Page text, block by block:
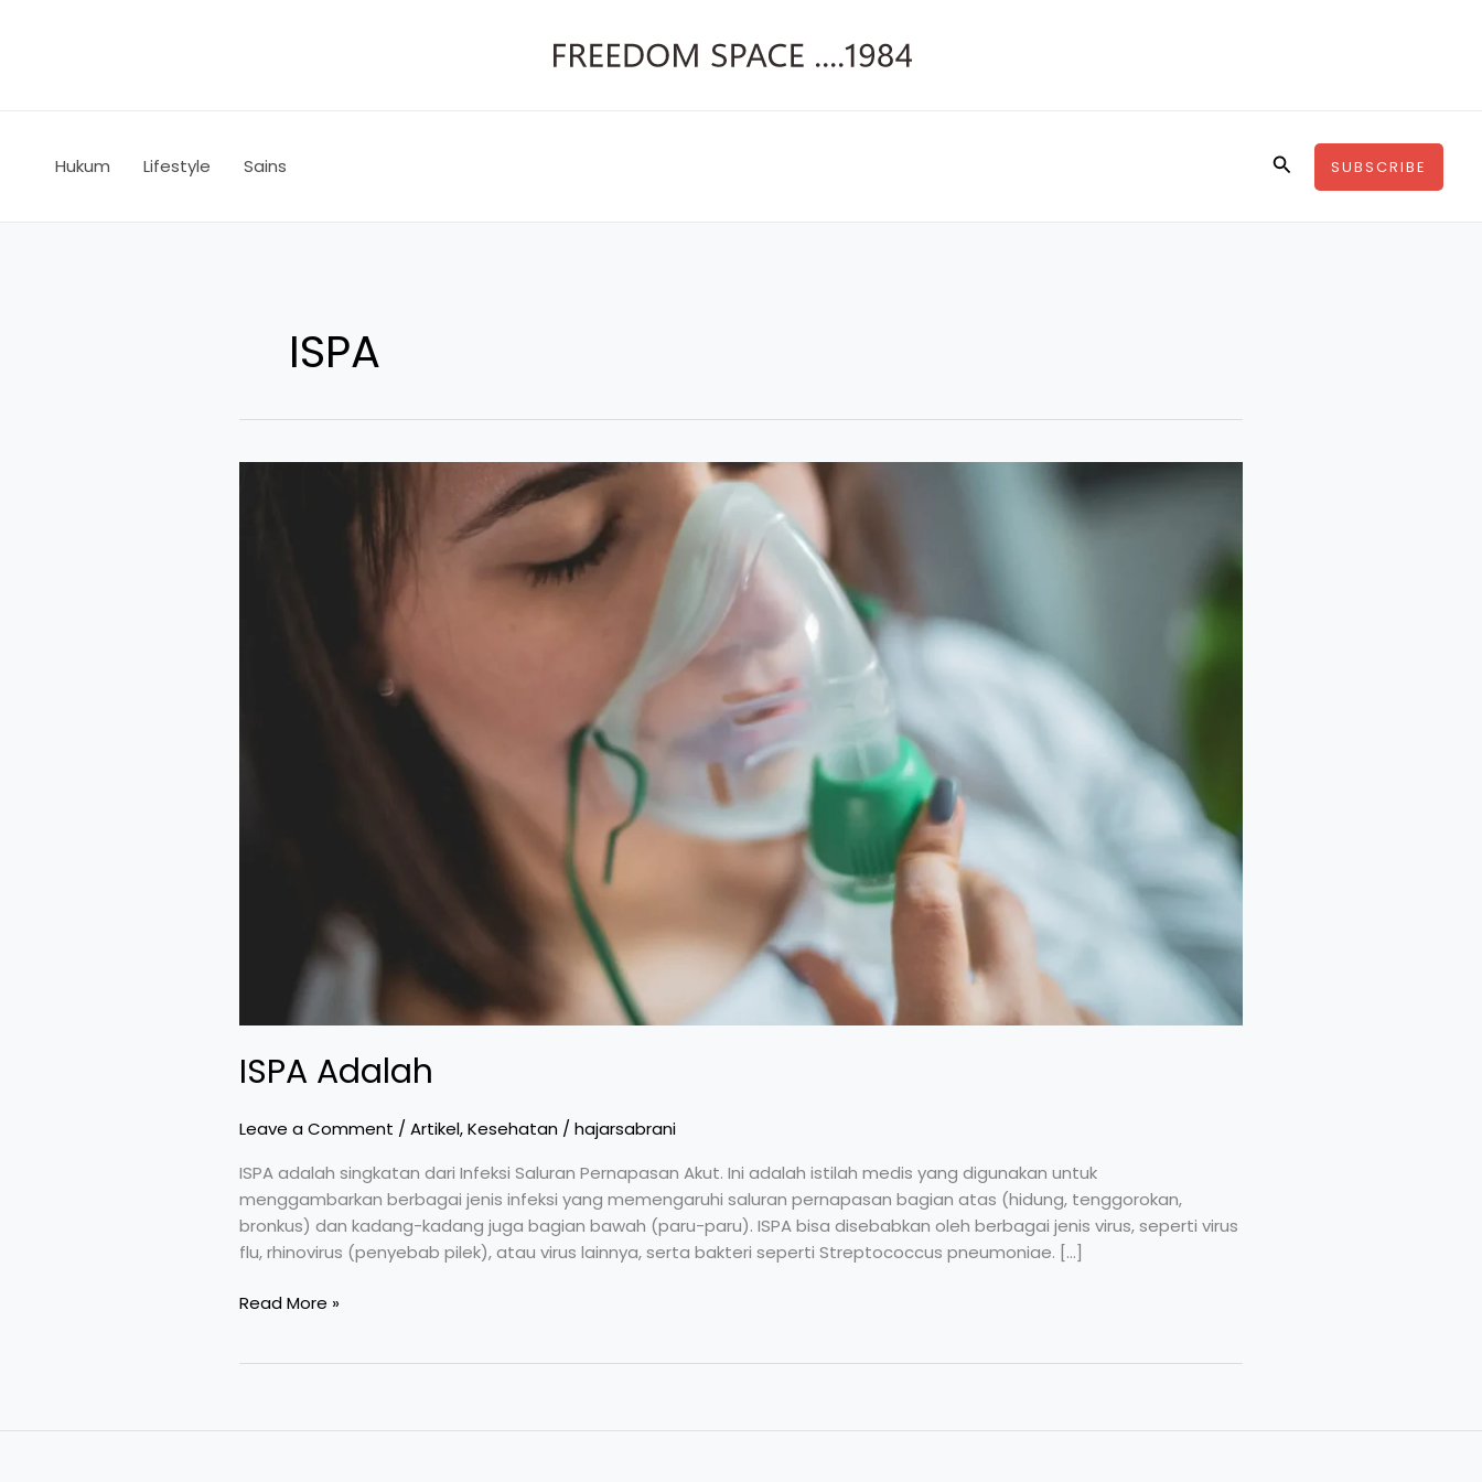
Hukum Lifestyle Sains SearchSUBSCRIBE
ISPA
ISPA Adalah
Leave a Comment / Artikel,Kesehatan / hajarsabrani
ISPA adalah singkatan dari Infeksi Saluran Pernapasan Akut. Ini adalah istilah medis yang digunakan untuk
menggambarkan berbagai jenis infeksi yang memengaruhi saluran pernapasan bagian atas (hidung, tenggorokan,
bronkus) dan kadang-kadang juga bagian bawah (paru-paru). ISPA bisa disebabkan oleh berbagai jenis virus, seperti virus
flu, rhinovirus (penyebab pilek), atau virus lainnya, serta bakteri seperti Streptococcus pneumoniae. […]
Read More »